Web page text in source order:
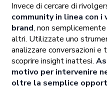
Invece di cercare di
community in linea con
brand, non
altri. Utilizzate uno
analizzare conversazioni
scoprire insight inattesi.
motivo per intervenire
oltre la semplice